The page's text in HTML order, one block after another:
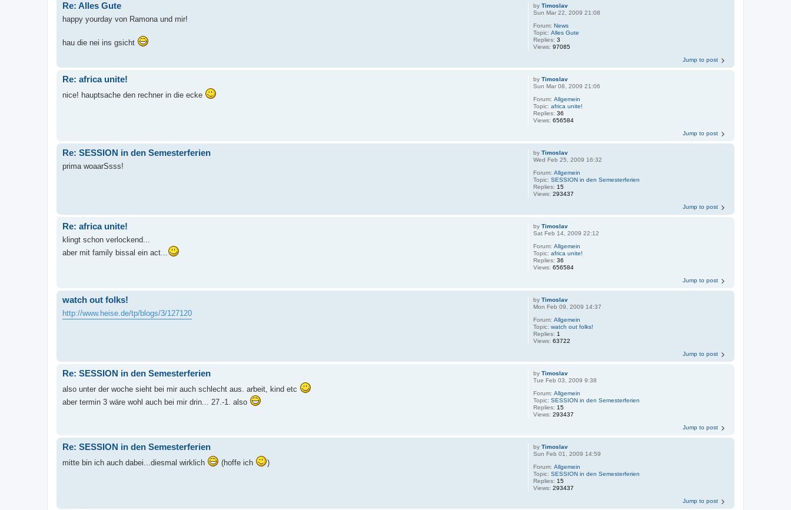
byTimoslav
Sun Mar 22, 2009 21:08
Forum:News
Topic:Alles Gute
Replies:3
Views:97085
Re: Alles Gute
happy yourday von Ramona und mir!
hau die nei ins gsicht
Jump to post
byTimoslav
Sun Mar 08, 2009 21:06
Forum:Allgemein
Topic:africa unite!
Replies:36
Views:656584
Re: africa unite!
nice! hauptsache den rechner in die ecke
Jump to post
byTimoslav
Wed Feb 25, 2009 16:32
Forum:Allgemein
Topic:SESSION in den Semesterferien
Replies: 15
Views:293437
Re: SESSION in den Semesterferien
prima woaarSsss!
Jump to post
byTimoslav
Sat Feb 14, 2009 22:12
Forum:Allgemein
Topic:africa unite!
Replies:36
Views:656584
Re: africa unite!
klingt schon verlockend...
aber mit family bissal ein act...
Jump to post
byTimoslav
Mon Feb 09, 2009 14:37
Forum:Allgemein
Topic:watch out folks!
Replies: 1
Views:63722
watch out folks!
http://www.heise.de/tp/blogs/3/127120
Jump to post
byTimoslav
Tue Feb 03, 2009 9:38
Forum:Allgemein
Topic:SESSION in den Semesterferien
Replies: 15
Views:293437
Re: SESSION in den Semesterferien
also unter der woche sieht bei mir auch schlecht aus. arbeit, kind etc
aber termin 3 wäre wohl auch bei mir drin... 27.-1. also
Jump to post
byTimoslav
Sun Feb 01, 2009 14:59
Forum:Allgemein
Topic:SESSION in den Semesterferien
Replies: 15
Views:293437
Re: SESSION in den Semesterferien
mitte bin ich auch dabei...diesmal wirklich (hoffe ich )
Jump to post